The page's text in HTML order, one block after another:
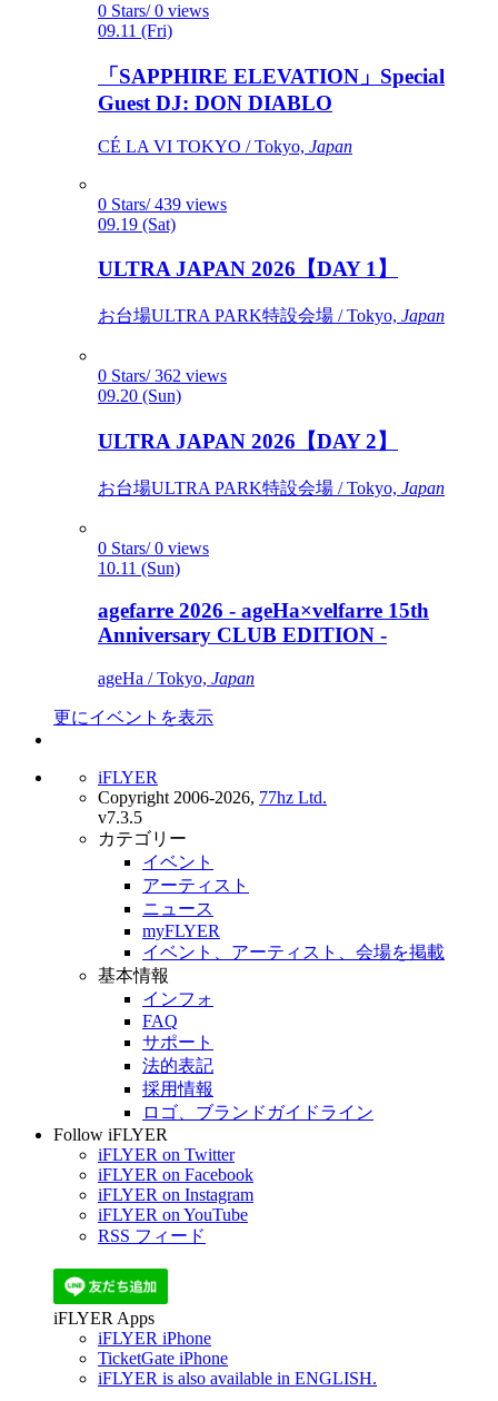
0 Stars/ 0 views
09.11 (Fri)
「SAPPHIRE ELEVATION」Special
Guest DJ: DON DIABLO
CÉ LA VI TOKYO / Tokyo, Japan
0 Stars/ 439 views
09.19 (Sat)
ULTRA JAPAN 2026【DAY 1】
お台場ULTRA PARK特設会場 / Tokyo, Japan
0 Stars/ 362 views
09.20 (Sun)
ULTRA JAPAN 2026【DAY 2】
お台場ULTRA PARK特設会場 / Tokyo, Japan
0 Stars/ 0 views
10.11 (Sun)
agefarre 2026 - ageHa×velfarre 15th
Anniversary CLUB EDITION -
ageHa / Tokyo, Japan
更にイベントを表示
iFLYER
Copyright 2006-2026, 77hz Ltd.
v7.3.5
カテゴリー
イベント
アーティスト
ニュース
myFLYER
イベント、アーティスト、会場を掲載
基本情報
インフォ
FAQ
サポート
法的表記
採用情報
ロゴ、ブランドガイドライン
Follow iFLYER
iFLYER on Twitter
iFLYER on Facebook
iFLYER on Instagram
iFLYER on YouTube
RSS フィード
iFLYER Apps
iFLYER iPhone
TicketGate iPhone
iFLYER is also available in ENGLISH.